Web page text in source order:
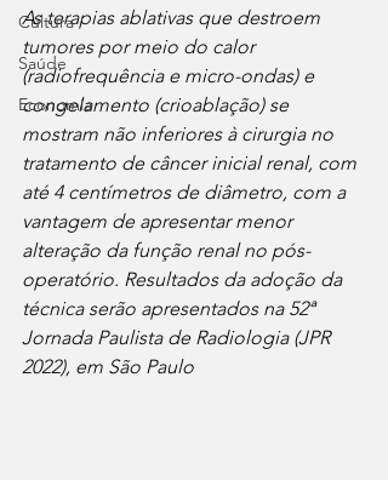
Cultura
Saúde
Economia
As terapias ablativas que destroem
tumores por meio do calor
(radiofrequência e micro-ondas) e
congelamento (crioablação) se
mostram não inferiores à cirurgia no
tratamento de câncer inicial renal, com
até 4 centímetros de diâmetro, com a
vantagem de apresentar menor
alteração da função renal no pós-
operatório. Resultados da adoção da
técnica serão apresentados na 52ª
Jornada Paulista de Radiologia (JPR
2022), em São Paulo